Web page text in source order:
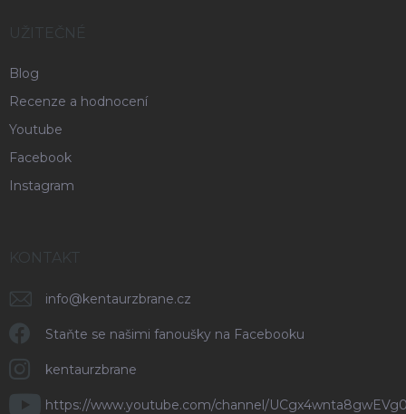
UŽITEČNÉ
Blog
Recenze a hodnocení
Youtube
Facebook
Instagram
KONTAKT
info@kentaurzbrane.cz
Staňte se našimi fanoušky na Facebooku
kentaurzbrane
https://www.youtube.com/channel/